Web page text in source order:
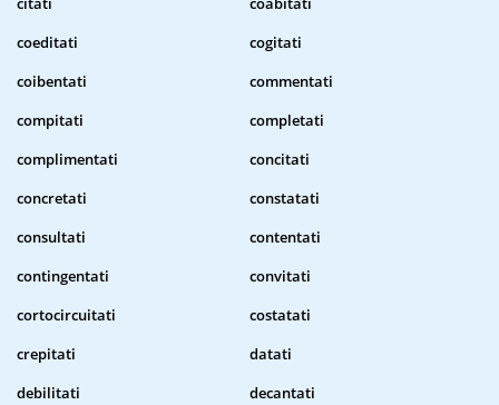
coeditati
cogitati
coibentati
commentati
compitati
completati
complimentati
concitati
concretati
constatati
consultati
contentati
contingentati
convitati
cortocircuitati
costatati
crepitati
datati
debilitati
decantati